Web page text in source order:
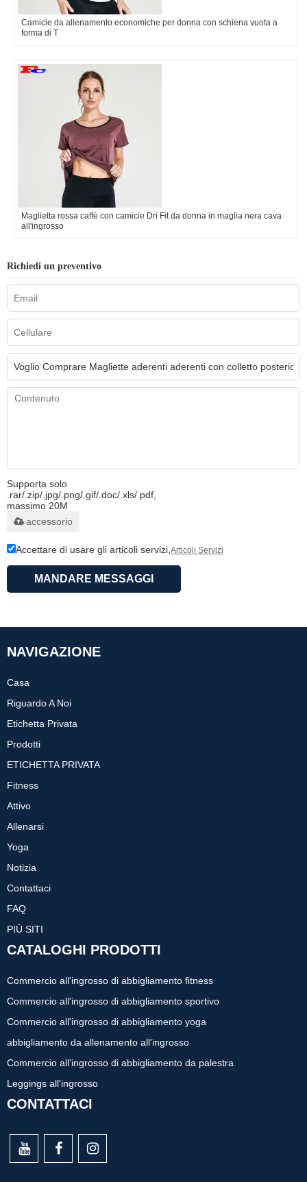
Camicie da allenamento economiche per donna con schiena vuota a
forma di T
Maglietta rossa caffè con camicie Dri Fit da donna in maglia nera cava
all'ingrosso
Richiedi un preventivo
Supporta solo
.rar/.zip/.jpg/.png/.gif/.doc/.xls/.pdf,
massimo 20M
accessorio
Accettare di usare gli articoli servizi, Articoli Servizi
MANDARE MESSAGGI
NAVIGAZIONE
Casa
Riguardo A Noi
Etichetta Privata
Prodotti
ETICHETTA PRIVATA
Fitness
Attivo
Allenarsi
Yoga
Notizia
Contattaci
FAQ
PIÙ SITI
CATALOGHI PRODOTTI
Commercio all'ingrosso di abbigliamento fitness
Commercio all'ingrosso di abbigliamento sportivo
Commercio all'ingrosso di abbigliamento yoga
abbigliamento da allenamento all'ingrosso
Commercio all'ingrosso di abbigliamento da palestra
Leggings all'ingrosso
CONTATTACI